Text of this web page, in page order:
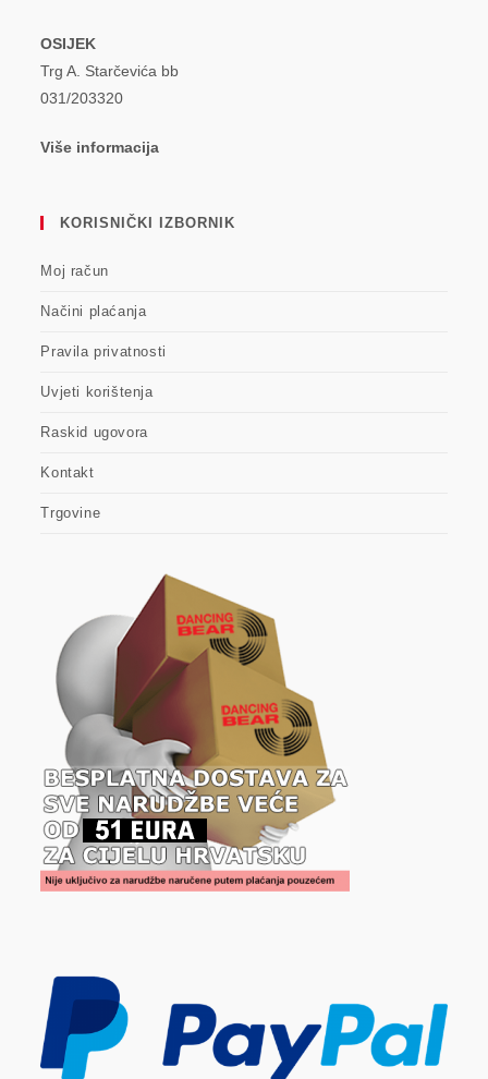
OSIJEK
Trg A. Starčevića bb
031/203320
Više informacija
KORISNIČKI IZBORNIK
Moj račun
Načini plaćanja
Pravila privatnosti
Uvjeti korištenja
Raskid ugovora
Kontakt
Trgovine